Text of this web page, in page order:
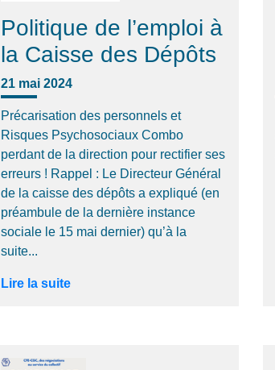
Politique de l’emploi à
la Caisse des Dépôts
21 mai 2024
Précarisation des personnels et
Risques Psychosociaux Combo
perdant de la direction pour rectifier ses
erreurs ! Rappel : Le Directeur Général
de la caisse des dépôts a expliqué (en
préambule de la dernière instance
sociale le 15 mai dernier) qu’à la
suite...
Lire la suite